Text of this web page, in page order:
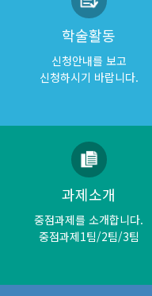
학술활동
신청안내를 보고
신청하시기 바랍니다.
과제소개
중점과제를 소개합니다.
중점과제1팀/2팀/3팀